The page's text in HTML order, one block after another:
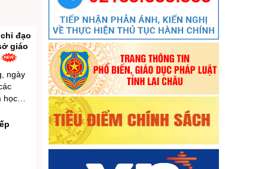
đạo
giáo
ngày
học
viên
của Sở Tài chính)
Ngày ban hành: (05/08/2026) -Ngày hiệu lực:
(05/08/2026)
Số:1705/QĐ-UBND
Tên:(Quyết định Về việc công bố thủ tục
hành chính sửa đổi, bổ sung và phê duyệt
Quy trình nội bộ giải quyết thủ tục hành
chính trong lĩnh vực đấu thầu lựa chọn nhà
đầu tư thuộc phạm vi chức năng quản lý
của Sở Tài chính)
Ngày ban hành: (05/08/2026) -Ngày hiệu lực:
(05/08/2026)